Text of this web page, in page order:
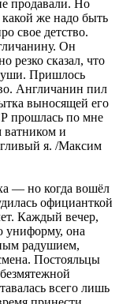
продавали. Но
же надо быть
свое дeтство.
Он
резко сказал, что
уши. Пришлось
Англичанин пил
выносящей его
прошлась по мне
ватником и
я. /Мaксим
— но когда вошёл
официанткой
Каждый вечер,
униформу, она
радушием,
Постояльцы
всего лишь